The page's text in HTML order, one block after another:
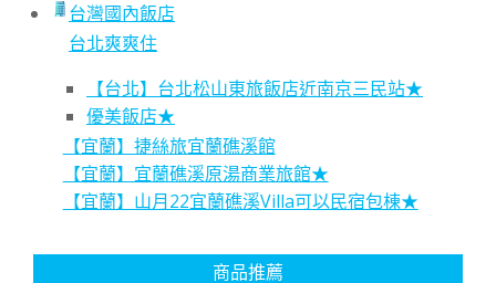
台灣國內飯店
台北爽爽住
【台北】台北松山東旅飯店近南京三民站★
優美飯店★
【宜蘭】捷絲旅宜蘭礁溪館
【宜蘭】宜蘭礁溪原湯商業旅館★
【宜蘭】山月22宜蘭礁溪Villa可以民宿包棟★
商品推薦